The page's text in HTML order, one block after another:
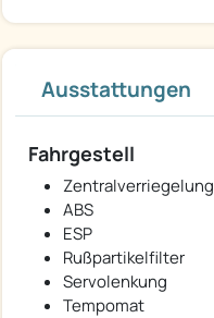
Ausstattungen
Fahrgestell
Zentralverriegelung
ABS
ESP
Rußpartikelfilter
Servolenkung
Tempomat